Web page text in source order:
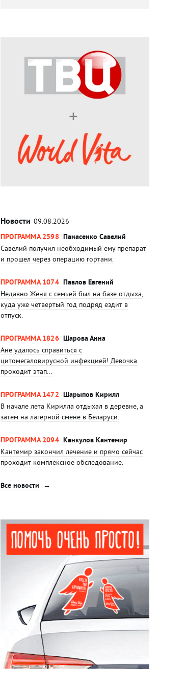
Новости 09.08.2026
ПРОГРАММА 2598 Панасенко Савелий
Савелий получил необходимый ему препарат
и прошел через операцию гортани.
ПРОГРАММА 1074 Павлов Евгений
Недавно Женя с семьей был на базе отдыха,
куда уже четвертый год подряд ездит в
отпуск.
ПРОГРАММА 1826 Шарова Анна
Ане удалось справиться с
цитомегаловирусной инфекцией! Девочка
проходит этап...
ПРОГРАММА 1472 Шарыпов Кирилл
В начале лета Кирилла отдыхал в деревне, а
затем на лагерной смене в Беларуси.
ПРОГРАММА 2094 Канкулов Кантемир
Кантемир закончил лечение и прямо сейчас
проходит комплексное обследование.
Все новости